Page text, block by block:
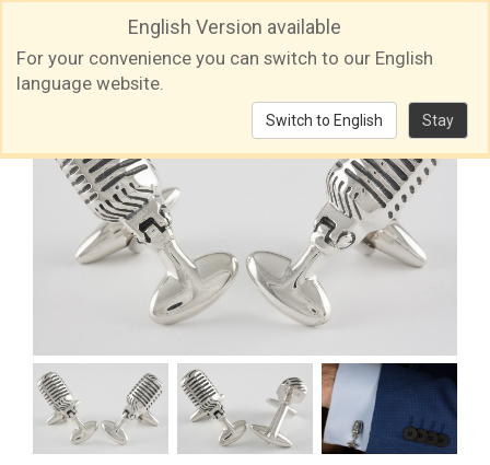
English Version available
For your convenience you can switch to our English
language website.
Switch to English Stay